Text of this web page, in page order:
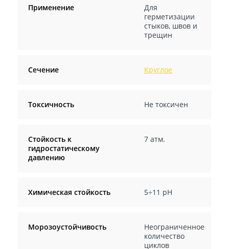
Применение
Для
герметизации
стыков, швов и
трещин
Сечение Круглое
Токсичность Не токсичен
Стойкость к
гидростатическому
давлению
7 атм.
Химическая стойкость 5÷11 pH
Морозоустойчивость
Неограниченное
количество
циклов